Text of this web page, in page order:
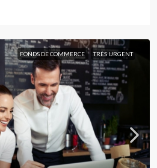
FONDS DE COMMERCE TRÈS URGENT